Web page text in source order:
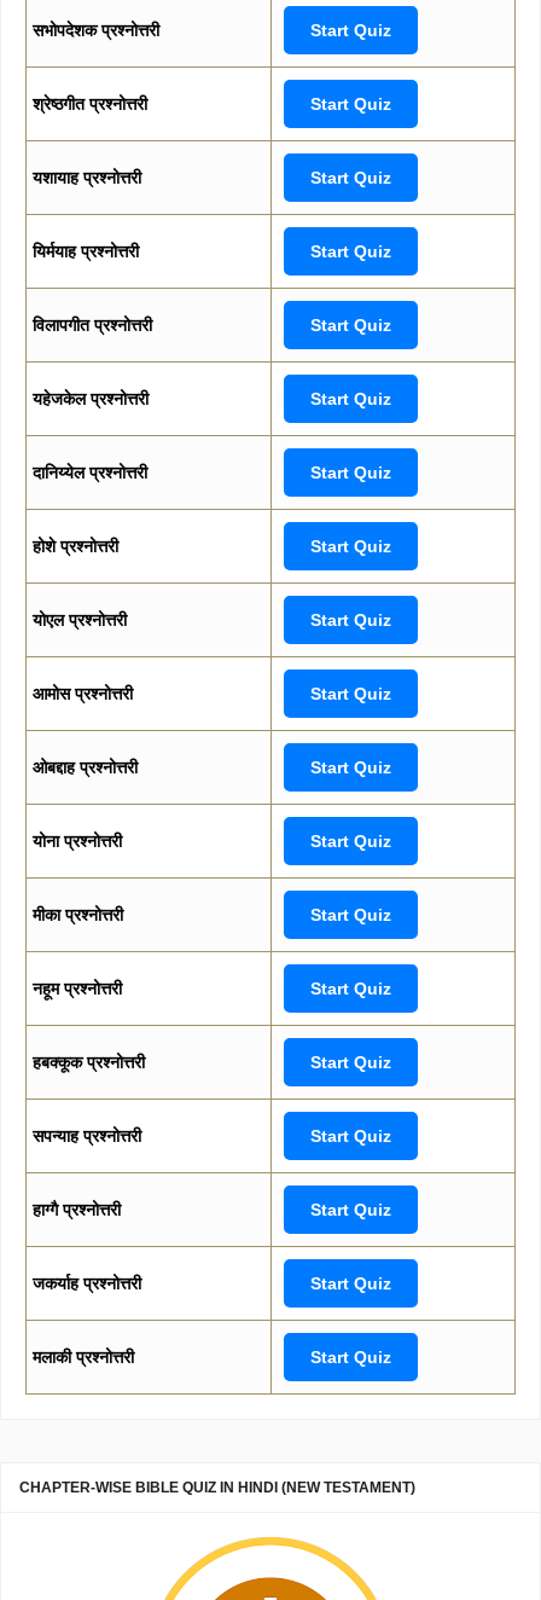
सभोपदेशक प्रश्नोत्तरी Start Quiz
श्रेष्ठगीत प्रश्नोत्तरी Start Quiz
यशायाह प्रश्नोत्तरी Start Quiz
यिर्मयाह प्रश्नोत्तरी Start Quiz
विलापगीत प्रश्नोत्तरी Start Quiz
यहेजकेल प्रश्नोत्तरी Start Quiz
दानिय्येल प्रश्नोत्तरी Start Quiz
होशे प्रश्नोत्तरी Start Quiz
योएल प्रश्नोत्तरी Start Quiz
आमोस प्रश्नोत्तरी Start Quiz
ओबद्दाह प्रश्नोत्तरी Start Quiz
योना प्रश्नोत्तरी Start Quiz
मीका प्रश्नोत्तरी Start Quiz
नहूम प्रश्नोत्तरी Start Quiz
हबक्कूक प्रश्नोत्तरी Start Quiz
सपन्याह प्रश्नोत्तरी Start Quiz
हाग्गै प्रश्नोत्तरी Start Quiz
जकर्याह प्रश्नोत्तरी Start Quiz
मलाकी प्रश्नोत्तरी Start Quiz
CHAPTER-WISE BIBLE QUIZ IN HINDI (NEW TESTAMENT)